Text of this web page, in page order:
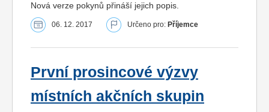
Nová verze pokynů přináší jejich popis.
06. 12. 2017 Určeno pro: Příjemce
První prosincové výzvy
místních akčních skupin